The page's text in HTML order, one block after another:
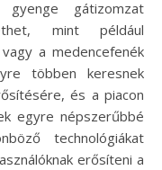
gátizomzat
mint például
a medencefenék
többen keresnek
és a piacon
egyre népszerűbbé
technológiákat
erősíteni a